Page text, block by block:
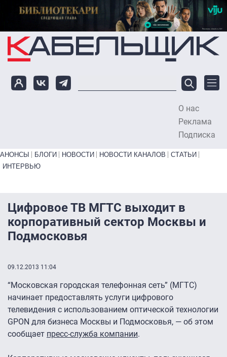
Перейти к основному содержанию
О нас
Реклама
Подписка
Primary links bottom
АНОНСЫ БЛОГИ НОВОСТИ НОВОСТИ КАНАЛОВ
СТАТЬИ
ИНТЕРВЬЮ
Цифровое ТВ МГТС выходит в
корпоративный сектор Москвы и
Подмосковья
09.12.2013 11:04
“Московская городская телефонная сеть” (МГТС)
начинает предоставлять услуги цифрового
телевидения с использованием оптической технологии
GPON для бизнеса Москвы и Подмосковья, — об этом
сообщает пресс-служба компании.